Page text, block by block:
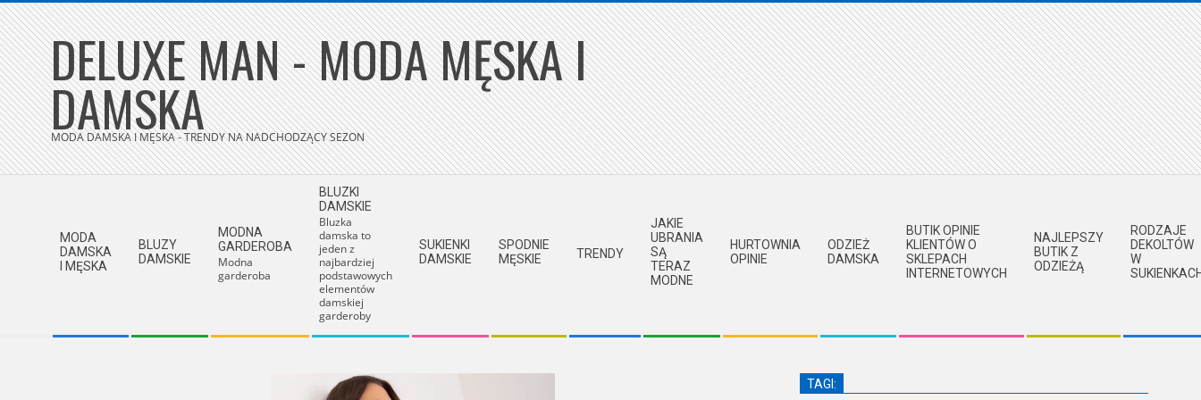
Skip
to
content DELUXE MAN - MODA MĘSKA I
DAMSKA
MODA DAMSKA I MĘSKA - TRENDY NA NADCHODZĄCY SEZON
MODA
DAMSKA
I MĘSKA
BLUZY
DAMSKIE
MODNA
GARDEROBA
Modna
garderoba
BLUZKI
DAMSKIE
Bluzka
damska to
jeden z
najbardziej
podstawowych
elementów
damskiej
garderoby
SUKIENKI
DAMSKIE
SPODNIE
MĘSKIE
TRENDY
JAKIE
UBRANIA
SĄ
TERAZ
MODNE
HURTOWNIA
OPINIE
ODZIEŻ
DAMSKA
BUTIK OPINIE
KLIENTÓW O
SKLEPACH
INTERNETOWYCH
NAJLEPSZY
BUTIK Z
ODZIEŻĄ
RODZAJE
DEKOLTÓW
W
TAGI: